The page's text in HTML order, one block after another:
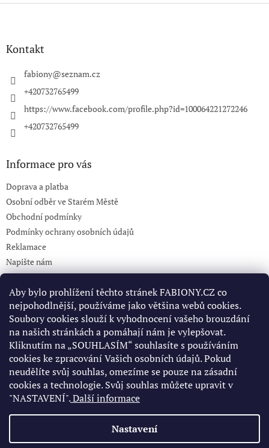
Aby bylo prohlížení těchto stránek FABIONY.CZ co
nejpohodlnější, používáme jako většina webů cookies.
Soubory cookies slouží k vyhodnocení vašeho brouzdání
na našich stránkách a pomáhají nám je vylepšovat.
Kliknutím na „SOUHLASÍM“ souhlasíte s používáním
cookies ke zpracování Vašich osobních údajů. Pokud
neudělíte svůj souhlas, omezíme se pouze na zásadní
cookies a technologie. Svůj souhlas můžete upravit v
"NASTAVENÍ".Další informace
Nastavení
Z
Kontakt
fabiony@seznam.cz
+420732765499
https://www.facebook.com/profile.php?id=100064221272246
+420732765499
Informace pro vás
Doprava a platba
Osobní odběr ve Starém Městě
Obchodní podmínky
Podmínky ochrany osobních údajů
Reklamace
Napište nám
KONTAKT 732765499
Pinterest
Facebook
Vytvořil Shoptet